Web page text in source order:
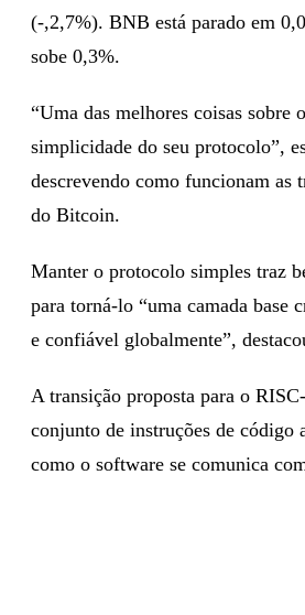
(-,2,7%). BNB está parado em
sobe 0,3%.
“Uma das melhores coisas sobre
simplicidade do seu protocolo”,
descrevendo como funcionam as
do Bitcoin.
Manter o protocolo simples traz
para torná-lo “uma camada base
e confiável globalmente”,
A transição proposta para o
conjunto de instruções de código
como o software se comunica